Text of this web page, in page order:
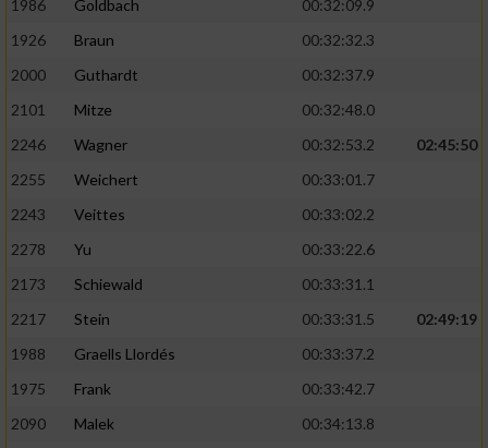
1986 Goldbach
00:32:09.9
1926
Braun
00:32:32.3
2000
Guthardt
00:32:37.9
2101
Mitze
00:32:48.0
2246
Wagner 00:32:53.2
02:45:50
2255
Weichert
00:33:01.7
2243
Veittes
00:33:02.2
2278
Yu
00:33:22.6
2173
Schiewald
00:33:31.1
2217
Stein 00:33:31.5
02:49:19
1988
Graells Llordés
00:33:37.2
1975
Frank
00:33:42.7
2090
Malek
00:34:13.8